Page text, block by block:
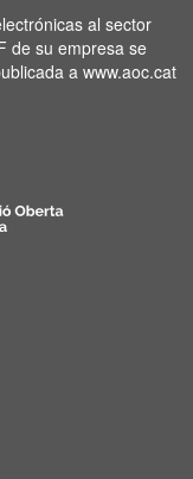
al sector
de su empresa se
a www.aoc.cat